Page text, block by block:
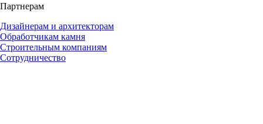
Партнерам
Дизайнерам и архитекторам
Обработчикам камня
Строительным компаниям
Сотрудничество